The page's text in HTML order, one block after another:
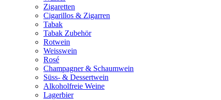
Zigaretten
Cigarillos & Zigarren
Tabak
Tabak Zubehör
Rotwein
Weisswein
Rosé
Champagner & Schaumwein
Süss- & Dessertwein
Alkoholfreie Weine
Lagerbier